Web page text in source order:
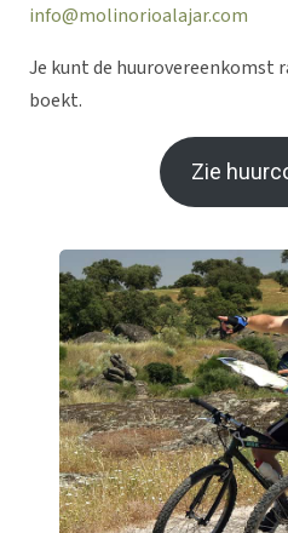
info@molinorioalajar.com
Je kunt de huurovereenkomst
boekt.
Zie